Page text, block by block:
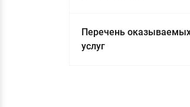
Перечень
услуг